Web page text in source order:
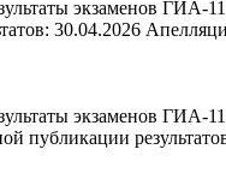
экзаменов ГИА-
30.04.2026
экзаменов ГИА-
публикации